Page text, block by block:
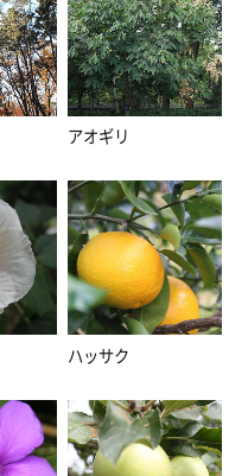
アオギリ
ハッサク